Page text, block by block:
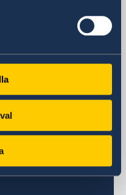
visum@gov.se
visum@gov.se
号